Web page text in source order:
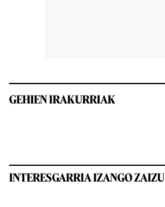
GEHIEN IRAKURRIAK
INTERESGARRIA IZANGO ZAIZU